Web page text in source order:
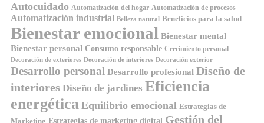
Autocuidado Automatización del hogar Automatización de procesos
Automatización industrial Belleza natural Beneficios para la salud
Bienestar emocional Bienestar mental
Bienestar personal Consumo responsable Crecimiento personal
Decoración de exteriores Decoración de interiores Decoración exterior
Desarrollo personal Desarrollo profesional Diseño de
interiores Diseño de jardines Eficiencia
energética Equilibrio emocional Estrategias de
Marketing Estrategias de marketing digital Gestión del